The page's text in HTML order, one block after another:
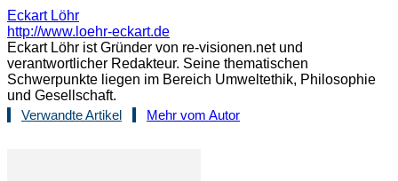
Eckart Löhr
http://www.loehr-eckart.de
Eckart Löhr ist Gründer von re-visionen.net und
verantwortlicher Redakteur. Seine thematischen
Schwerpunkte liegen im Bereich Umweltethik, Philosophie
und Gesellschaft.
Verwandte Artikel
Mehr vom Autor